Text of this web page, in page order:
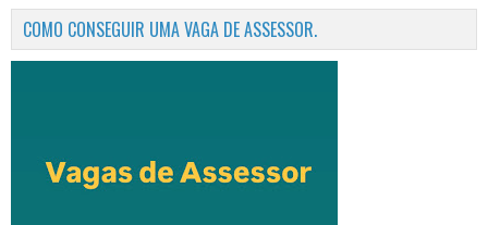
COMO CONSEGUIR UMA VAGA DE ASSESSOR.